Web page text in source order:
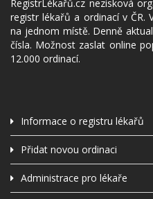
RegistrLékařů.cz nezisková
registr lékařů a ordinací v ČR.
na jednom místě. Denně
čísla. Možnost zaslat online
12.000 ordinací.
Informace o registru lékařů
Přidat novou ordinaci
Administrace pro lékaře